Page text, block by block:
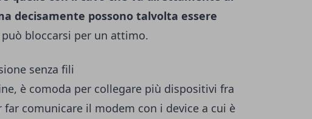
decisamente possono talvolta essere
bloccarsi per un attimo.
senza fili
è comoda per collegare più dispositivi fra
comunicare il modem con i device a cui è